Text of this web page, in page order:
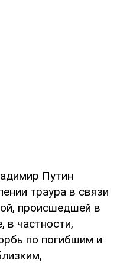
Путин
траура в связи
происшедшей в
в частности,
по погибшим и